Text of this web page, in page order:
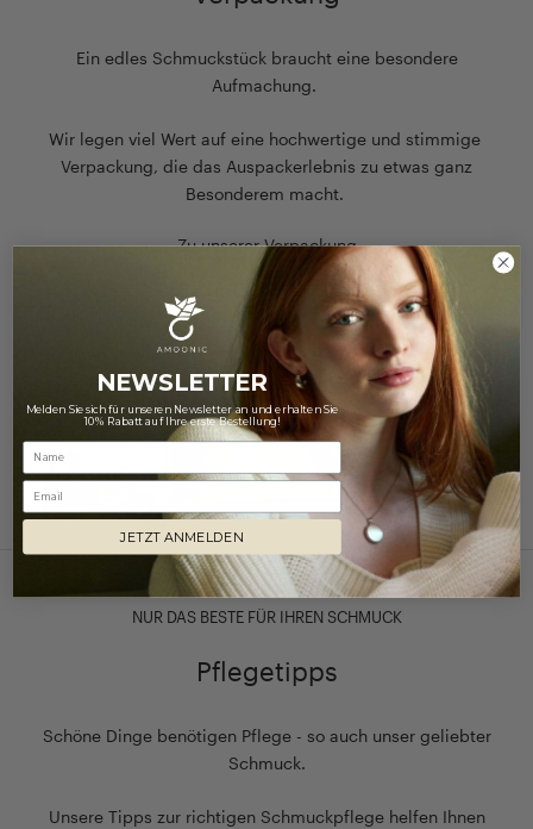
Ein edles Schmuckstück braucht eine besondere
Aufmachung.
Wir legen viel Wert auf eine hochwertige und stimmige
Verpackung, die das Auspackerlebnis zu etwas ganz
Besonderem macht.
Zu unserer Verpackung
NUR DAS BESTE FÜR IHREN SCHMUCK
Pflegetipps
Schöne Dinge benötigen Pflege - so auch unser geliebter
Schmuck.
Unsere Tipps zur richtigen Schmuckpflege helfen Ihnen
NEWSLETTER
Melden Sie sich für unseren Newsletter an und erhalten Sie
10% Rabatt auf Ihre erste Bestellung!
Email
JETZT ANMELDEN